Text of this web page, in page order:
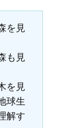
を見
も見
を見
球生
解す